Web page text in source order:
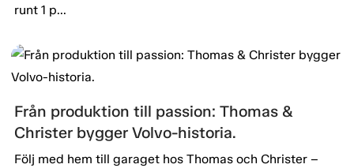
runt 1 p...
Från produktion till passion: Thomas &
Christer bygger Volvo-historia.
Följ med hem till garaget hos Thomas och Christer –